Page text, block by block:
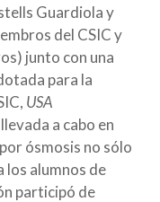
Guardiola y
del CSIC y
junto con una
para la
USA
a cabo en
ósmosis no sólo
los alumnos de
participó de